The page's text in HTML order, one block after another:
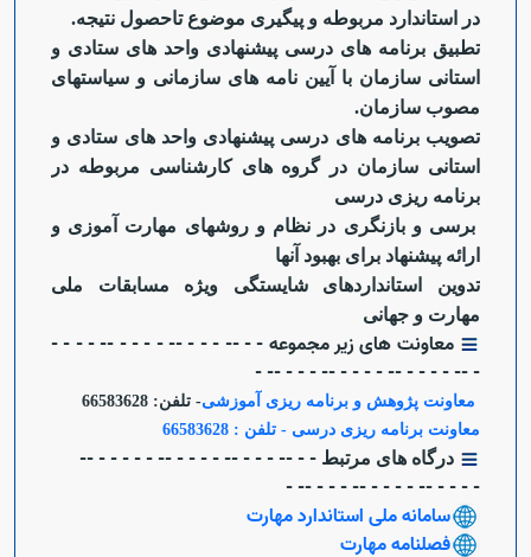
در استاندارد مربوطه و پیگیری موضوع تاحصول نتیجه.
تطبیق برنامه های درسی پیشنهادی واحد های ستادی و
استانی سازمان با آیین نامه های سازمانی و سیاستهای
مصوب سازمان.
تصویب برنامه های درسی پیشنهادی واحد های ستادی و
استانی سازمان در گروه های کارشناسی مربوطه در
برنامه ریزی درسی
برسی و بازنگری در نظام و روشهای مهارت آموزی و
ارائه پیشنهاد برای بهبود آنها
تدوین استانداردهای شایستگی ویژه مسابقات ملی
مهارت و جهانی
معاونت های زیر مجموعه - - -- - - - -- - - - - -- - - - -
- -- - - - - -- - - - - -- - - - -- -
معاونت پژوهش و برنامه ریزی آموزشی- تلفن: 66583628
معاونت برنامه ریزی درسی - تلفن : 66583628
درگاه های مرتبط - - -- - - - -- - - - - -- - - - - - --
- - - - -- - - - - -- - - - -- -
سامانه ملی استاندارد مهارت
فصلنامه مهارت